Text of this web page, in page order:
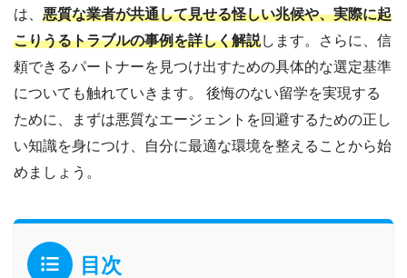
は、 悪質な業者が共通して見せる怪しい兆候や、実際に起
こりうるトラブルの事例を詳しく解説します。さらに、信
頼できるパートナーを見つけ出すための具体的な選定基準
についても触れていきます。 後悔のない留学を実現する
ために、まずは悪質なエージェントを回避するための正し
い知識を身につけ、自分に最適な環境を整えることから始
めましょう。
目次